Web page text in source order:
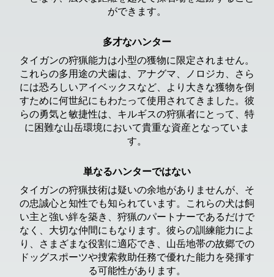
ができます。
多才なハンター
タイガンの狩猟能力は小型の獲物に限定されません。
これらの多用途の犬歯は、アナグマ、ノロジカ、さら
には恐ろしいアイベックスなど、より大きな獲物を倒
すために何世紀にもわたって使用されてきました。彼
らの勇気と敏捷性は、キルギスの狩猟者にとって、特
に困難な山岳環境において貴重な資産となっていま
す。
単なるハンターではない
タイガンの狩猟技術は疑いの余地がありませんが、そ
の忠誠心と知性でも知られています。これらの犬は飼
い主と強い絆を築き、狩猟のパートナーであるだけで
なく、大切な仲間にもなります。彼らの訓練能力によ
り、さまざまな役割に適応でき、山岳地帯の故郷での
ドッグスポーツや捜索救助任務で優れた能力を発揮す
る可能性があります。